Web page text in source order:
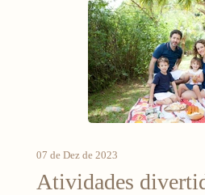
07 de Dez de 2023
Atividades